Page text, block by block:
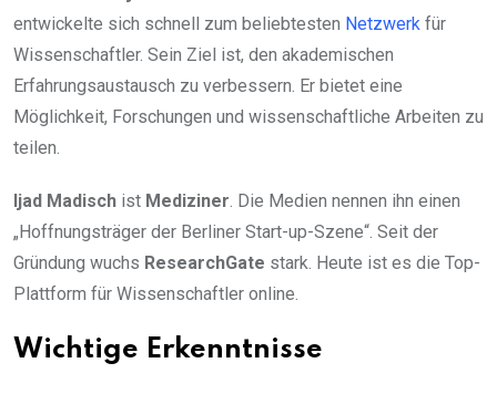
entwickelte sich schnell zum beliebtesten Netzwerk für
Wissenschaftler. Sein Ziel ist, den akademischen
Erfahrungsaustausch zu verbessern. Er bietet eine
Möglichkeit, Forschungen und wissenschaftliche Arbeiten zu
teilen.
Ijad Madisch ist Mediziner. Die Medien nennen ihn einen
„Hoffnungsträger der Berliner Start-up-Szene“. Seit der
Gründung wuchs ResearchGate stark. Heute ist es die Top-
Plattform für Wissenschaftler online.
Wichtige Erkenntnisse